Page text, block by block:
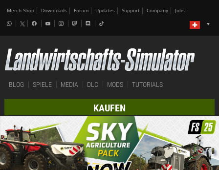
Merch-Shop Downloads Forum Updates Support Company Jobs
BLOG SPIELE MEDIA DLC MODS TUTORIALS
KAUFEN